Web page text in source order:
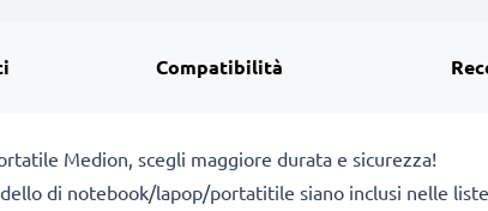
Compatibilità
Medion, scegli maggiore durata e sicurezza!
di notebook/lapop/portatitile siano inclusi nelle